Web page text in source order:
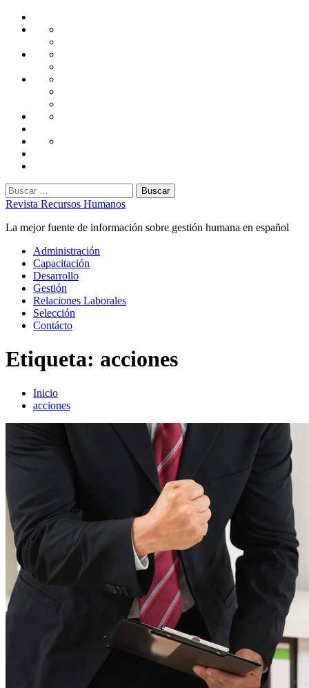
Saltar
Administración
Capacitación
Desarrollo
Gestión
Laborales
Selección
Buscar:
Revista Recursos Humanos
La mejor fuente de información sobre gestión humana en español
Menú
principal
Administración
Capacitación
Desarrollo
Gestión
Relaciones Laborales
Selección
Contácto
Etiqueta: acciones
Inicio
acciones